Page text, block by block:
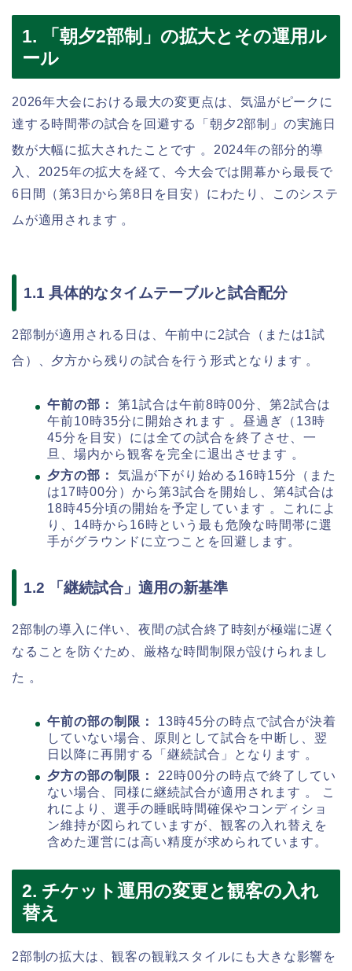
1. 「朝夕2部制」の拡大とその運用ル
ール
2026年大会における最大の変更点は、気温がピークに
達する時間帯の試合を回避する「朝夕2部制」の実施日
数が大幅に拡大されたことです 。2024年の部分的導
入、2025年の拡大を経て、今大会では開幕から最長で
6日間（第3日から第8日を目安）にわたり、このシステ
ムが適用されます 。
1.1 具体的なタイムテーブルと試合配分
2部制が適用される日は、午前中に2試合（または1試
合）、夕方から残りの試合を行う形式となります 。
午前の部：
第1試合は午前8時00分、第2試合は
午前10時35分に開始されます 。昼過ぎ（13時
45分を目安）には全ての試合を終了させ、一
旦、場内から観客を完全に退出させます 。
夕方の部：
気温が下がり始める16時15分（また
は17時00分）から第3試合を開始し、第4試合は
18時45分頃の開始を予定しています 。これによ
り、14時から16時という最も危険な時間帯に選
手がグラウンドに立つことを回避します。
1.2 「継続試合」適用の新基準
2部制の導入に伴い、夜間の試合終了時刻が極端に遅く
なることを防ぐため、厳格な時間制限が設けられまし
た 。
午前の部の制限：
13時45分の時点で試合が決着
していない場合、原則として試合を中断し、翌
日以降に再開する「継続試合」となります 。
夕方の部の制限：
22時00分の時点で終了してい
ない場合、同様に継続試合が適用されます 。 こ
れにより、選手の睡眠時間確保やコンディショ
ン維持が図られていますが、観客の入れ替えを
含めた運営には高い精度が求められています。
2. チケット運用の変更と観客の入れ
替え
2部制の拡大は、観客の観戦スタイルにも大きな影響を